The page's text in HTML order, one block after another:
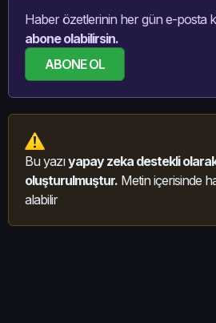
Haber özetlerinin her gün e-posta
abone olabilirsin.
ABONE OL
Bu yazıyapay zeka destekli
oluşturulmuştur. Metin içerisinde
alabilir